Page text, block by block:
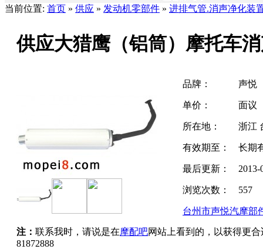
当前位置: 首页 » 供应 » 发动机零部件 » 进排气管.消声净化装
供应大猎鹰（铝筒）摩托车
品牌： 声悦
单价： 面议
所在地： 浙江
有效期至： 长期
最后更新： 2013-
浏览次数： 557
台州市声悦汽摩部
注： 联系我时，请说是在摩配吧网站上看到的，以获得更
81872888